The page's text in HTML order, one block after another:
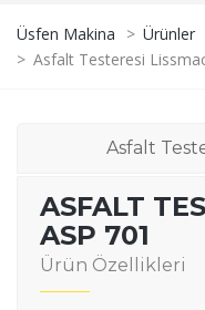
Üsfen Makina > Ürünler
> Asfalt Testeresi
Asfalt
ASFALT
ASP 701
Ürün Özellikleri